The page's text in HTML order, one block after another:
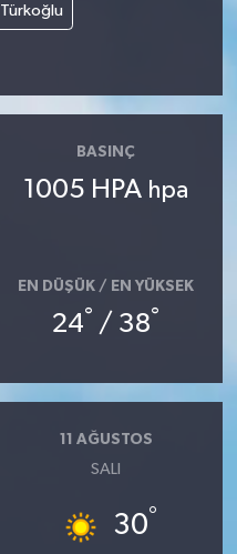
Türkoğlu
BASINÇ
1005 HPA hpa
EN DÜŞÜK / EN YÜKSEK
24° / 38°
11 AĞUSTOS
SALI
30°